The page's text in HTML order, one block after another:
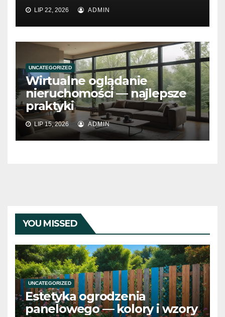
LIP 22, 2026 ADMIN
UNCATEGORIZED
Wirtualne oglądanie
nieruchomości — najlepsze
praktyki
LIP 15, 2026 ADMIN
YOU MISSED
UNCATEGORIZED
Estetyka ogrodzenia
panelowego — kolory i wzory